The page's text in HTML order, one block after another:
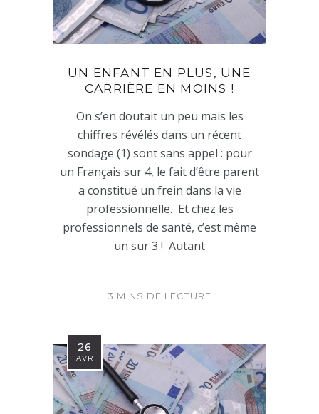
UN ENFANT EN PLUS, UNE
CARRIÈRE EN MOINS !
On s’en doutait un peu mais les
chiffres révélés dans un récent
sondage (1) sont sans appel : pour
un Français sur 4, le fait d’être parent
a constitué un frein dans la vie
professionnelle. Et chez les
professionnels de santé, c’est même
un sur 3 ! Autant
3 MINS DE LECTURE
26
AVR